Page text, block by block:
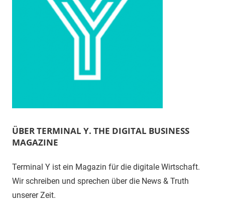
ÜBER TERMINAL Y. THE DIGITAL BUSINESS
MAGAZINE
Terminal Y ist ein Magazin für die digitale Wirtschaft.
Wir schreiben und sprechen über die News & Truth
unserer Zeit.